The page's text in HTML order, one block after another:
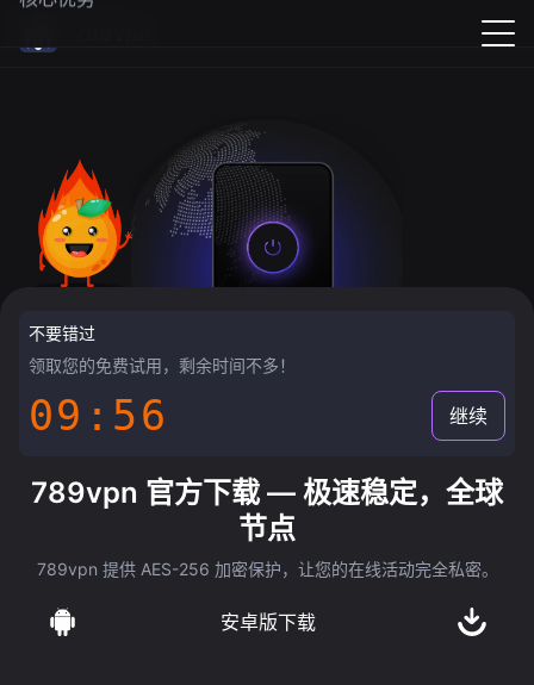
不要错过
领取您的免费试用，剩余时间不多！
09:55 继续
789vpn 官方下载 — 极速稳定，全球
节点
789vpn 提供 AES-256 加密保护，让您的在线活动完全私密。
安卓版下载